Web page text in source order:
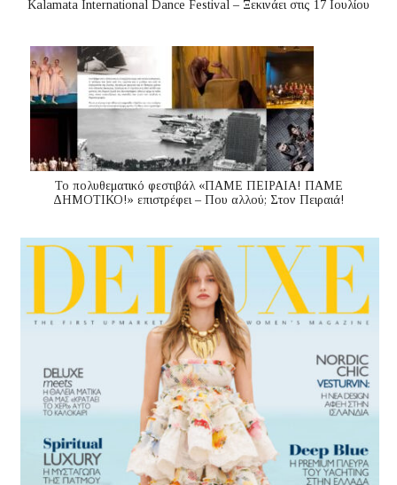
Kalamata International Dance Festival – Ξεκινάει στις 17 Ιουλίου
Το πολυθεματικό φεστιβάλ «ΠΑΜΕ ΠΕΙΡΑΙΑ! ΠΑΜΕ
ΔΗΜΟΤΙΚΟ!» επιστρέφει – Που αλλού; Στον Πειραιά!